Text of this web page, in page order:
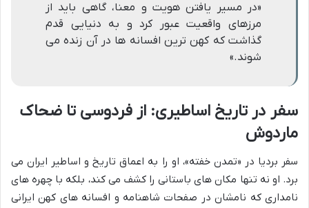
«در مسیر یافتن هویت و معنا، گاهی باید از
مرزهای واقعیت عبور کرد و به دنیایی قدم
گذاشت که کهن ترین افسانه ها در آن زنده می
شوند.»
سفر در تاریخ اساطیری: از فردوسی تا ضحاک
ماردوش
سفر بردیا در «تمدن خفته»، او را به اعماق تاریخ و اساطیر ایران می
برد. او نه تنها مکان های باستانی را کشف می کند، بلکه با چهره های
نامداری که نامشان در صفحات شاهنامه و افسانه های کهن ایرانی